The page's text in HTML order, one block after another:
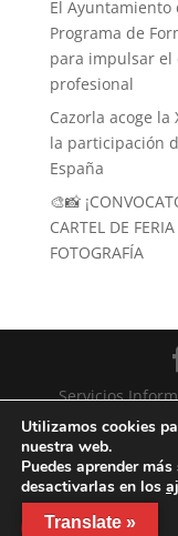
El Ayuntamiento
Programa de
para impulsar el
profesional
Cazorla acoge la
la participación
España
🎨📸
CARTEL DE
FOTOGRAFÍA
Servicios
Translate »
Utilizamos cookies
nuestra web.
Puedes aprender
desactivarlas en los
Aceptar